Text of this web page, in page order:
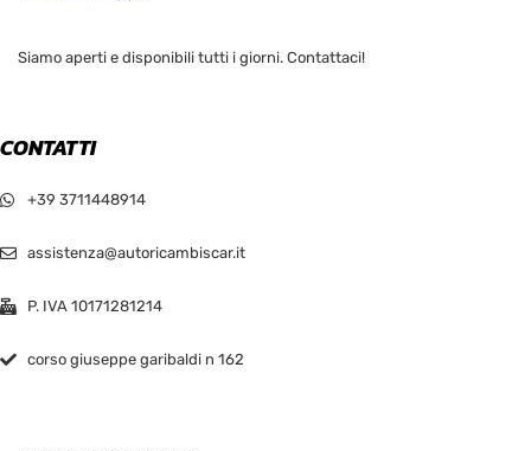
Siamo aperti e disponibili tutti i giorni. Contattaci!
CONTATTI
+39 3711448914
assistenza@autoricambiscar.it
P. IVA 10171281214
corso giuseppe garibaldi n 162